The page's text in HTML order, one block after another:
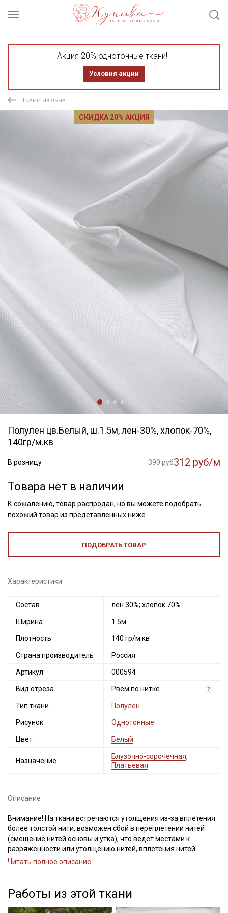
Акция 20% однотонные ткани!
Условия акции
Ткани из льна
СКИДКА 20% АКЦИЯ
Полулен цв.Белый, ш.1.5м, лен-30%, хлопок-70%,
140гр/м.кв
В розницу 390 руб312 руб/м
Товара нет в наличии
К сожалению, товар распродан, но вы можете подобрать
похожий товар из представленных ниже
ПОДОБРАТЬ ТОВАР
Характеристики
Состав лен 30%; хлопок 70%
Ширина 1.5м
Плотность 140 гр/м.кв
Страна производитель Россия
Артикул 000594
Вид отреза Рвем по нитке ?
Тип ткани Полулен
Рисунок Однотонные
Цвет Белый
Назначение
Блузочно-сорочечная,
Платьевая
Описание
Внимание! На ткани встречаются утолщения из-за вплетения
более толстой нити, возможен сбой в переплетении нитей
(смещение нитей основы и утка), что ведет местами к
разряженности или утолщению нитей, вплетения нитей
другого цвета, дефекты вдоль кромки на расстоянии до 5см.
При продаже отрез рвем по нитке. Важно, при выравнивании
отреза, не срезать неровность, а пропарить и подтянуть ткань
по диагонали, чтобы нити распрямились и диагональный
Читать полное описание
Работы из этой ткани